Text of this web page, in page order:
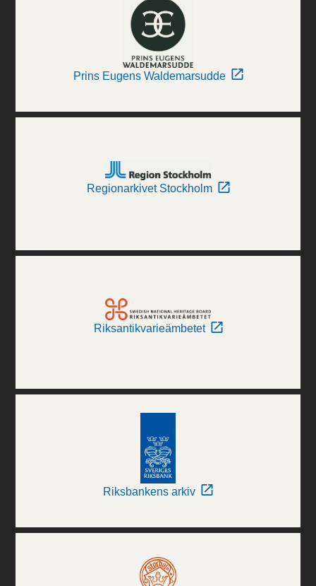
Prins Eugens Waldemarsudde
Regionarkivet Stockholm
Riksantikvarieämbetet
Riksbankens arkiv